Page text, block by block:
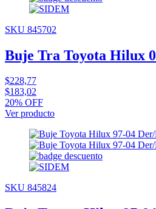
SKU 845702
Buje Tra Toyota Hilux
$228,77
$183,02
20% OFF
Ver producto
SKU 845824